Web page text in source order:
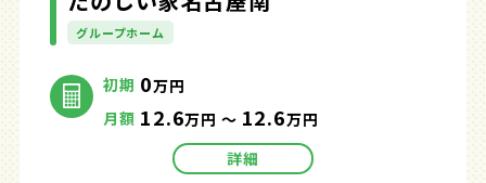
グループホーム
初期 0万円
月額 12.6万円 ～ 12.6万円
詳細